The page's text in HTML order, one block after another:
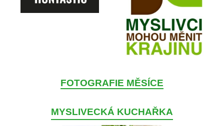
FOTOGRAFIE MĚSÍCE
MYSLIVECKÁ KUCHAŘKA